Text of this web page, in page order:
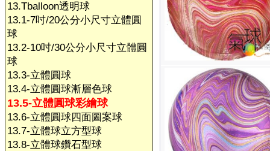
13.Tballoon透明球
13.1-7吋/20公分小尺寸立體圓
球
13.2-10吋/30公分小尺寸立體圓
球
13.3-立體圓球
13.4-立體圓球漸層色球
13.5-立體圓球彩繪球
13.6-立體圓球四面圖案球
13.7-立體球立方型球
13.8-立體球鑽石型球